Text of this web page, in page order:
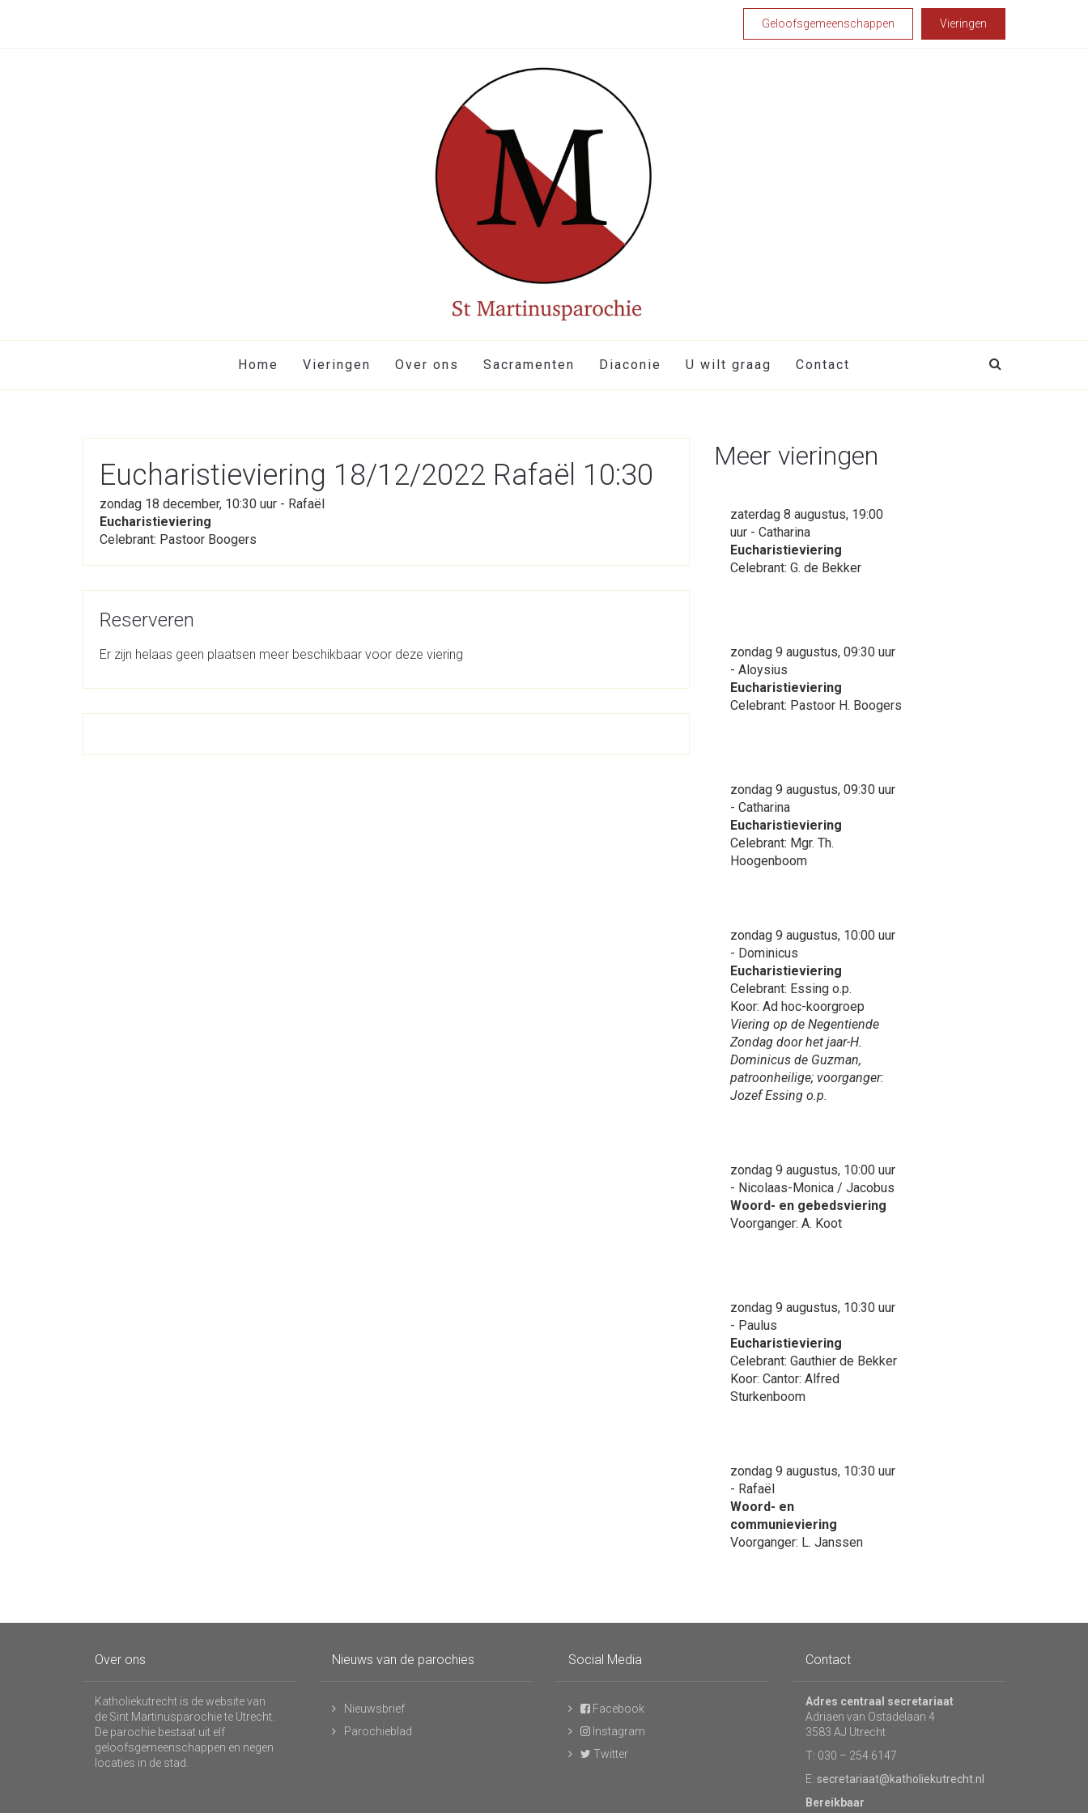
Geloofsgemeenschappen Vieringen
Home Vieringen Over ons Sacramenten Diaconie U wilt graag Contact
Eucharistieviering 18/12/2022 Rafaël 10:30
zondag 18 december, 10:30 uur - Rafaël
Eucharistieviering
Celebrant: Pastoor Boogers
Reserveren
Er zijn helaas geen plaatsen meer beschikbaar voor deze viering
Meer vieringen
zaterdag 8 augustus, 19:00
uur - Catharina
Eucharistieviering
Celebrant: G. de Bekker
zondag 9 augustus, 09:30 uur
- Aloysius
Eucharistieviering
Celebrant: Pastoor H. Boogers
zondag 9 augustus, 09:30 uur
- Catharina
Eucharistieviering
Celebrant: Mgr. Th.
Hoogenboom
zondag 9 augustus, 10:00 uur
- Dominicus
Eucharistieviering
Celebrant: Essing o.p.
Koor: Ad hoc-koorgroep
Viering op de Negentiende
Zondag door het jaar-H.
Dominicus de Guzman,
patroonheilige; voorganger:
Jozef Essing o.p.
zondag 9 augustus, 10:00 uur
- Nicolaas-Monica / Jacobus
Woord- en gebedsviering
Voorganger: A. Koot
zondag 9 augustus, 10:30 uur
- Paulus
Eucharistieviering
Celebrant: Gauthier de Bekker
Koor: Cantor: Alfred
Sturkenboom
zondag 9 augustus, 10:30 uur
- Rafaël
Woord- en
communieviering
Voorganger: L. Janssen
Over ons
Katholiekutrecht is de website van
de Sint Martinusparochie te Utrecht.
De parochie bestaat uit elf
geloofsgemeenschappen en negen
locaties in de stad.
Nieuws van de parochies
Nieuwsbrief
Parochieblad
Social Media
Facebook
Instagram
Twitter
Contact
Adres centraal secretariaat
Adriaen van Ostadelaan 4
3583 AJ Utrecht
T: 030 – 254 6147
E: secretariaat@katholiekutrecht.nl
Bereikbaar